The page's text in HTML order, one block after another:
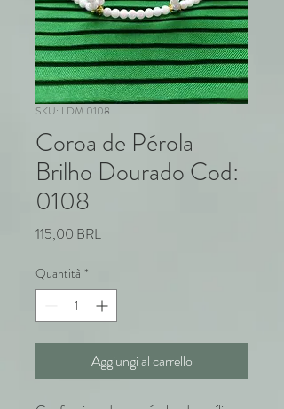
SKU: LDM 0108
Coroa de Pérola
Brilho Dourado Cod:
0108
115,00 BRLPrezzo
Quantità *
Aggiungi al carrello